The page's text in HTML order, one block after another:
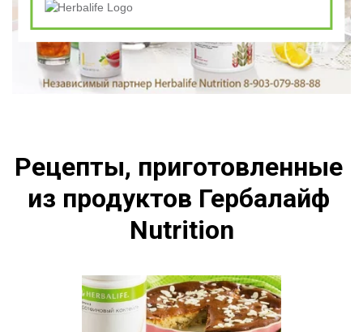
Рецепты, приготовленные
из продуктов Гербалайф
Nutrition